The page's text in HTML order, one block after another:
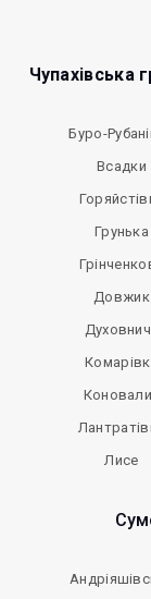
Чупахівська
Буро-
Всадки
Грунька
Довжик
Лисе